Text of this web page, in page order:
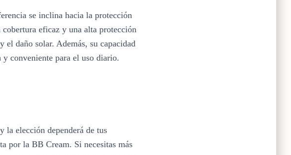
se inclina hacia la protección
eficaz y una alta protección
daño solar. Además, su capacidad
conveniente para el uso diario.
la elección dependerá de tus
por la BB Cream. Si necesitas más